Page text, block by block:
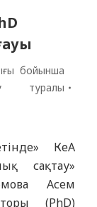
Екі
бойынша
туралы
КеАҚ
сақтау»
Асем
(PhD)